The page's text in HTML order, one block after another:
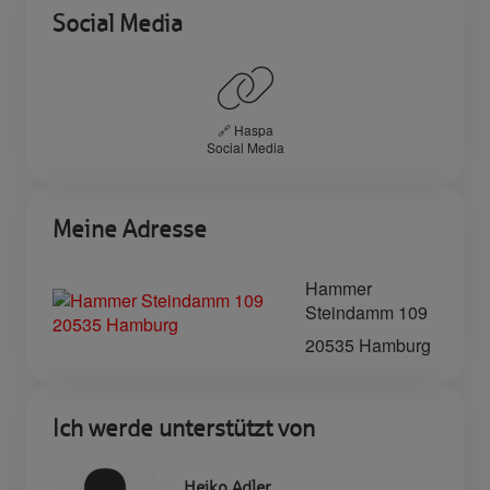
Social Media
🔗 Haspa
Social Media
Meine Adresse
Hammer
Steindamm 109
20535 Hamburg
Ich werde unterstützt von